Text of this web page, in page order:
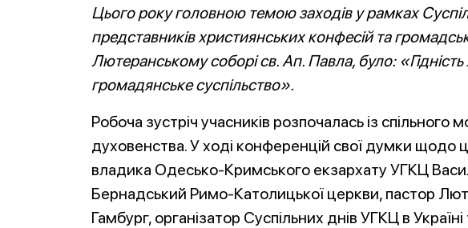
Цього року головною темою заходів у рамках
представників християнських конфесій та
Лютеранському соборі св. Ап. Павла, було: «Гідність
громадянське суспільство».
Робоча зустріч учасників розпочалась із спільного
духовенства. У ході конференцій свої думки щодо
владика Одесько-Кримського екзархату УГКЦ
Бернадський Римо-Католицької церкви, пастор
Гамбург, організатор Суспільних днів УГКЦ в